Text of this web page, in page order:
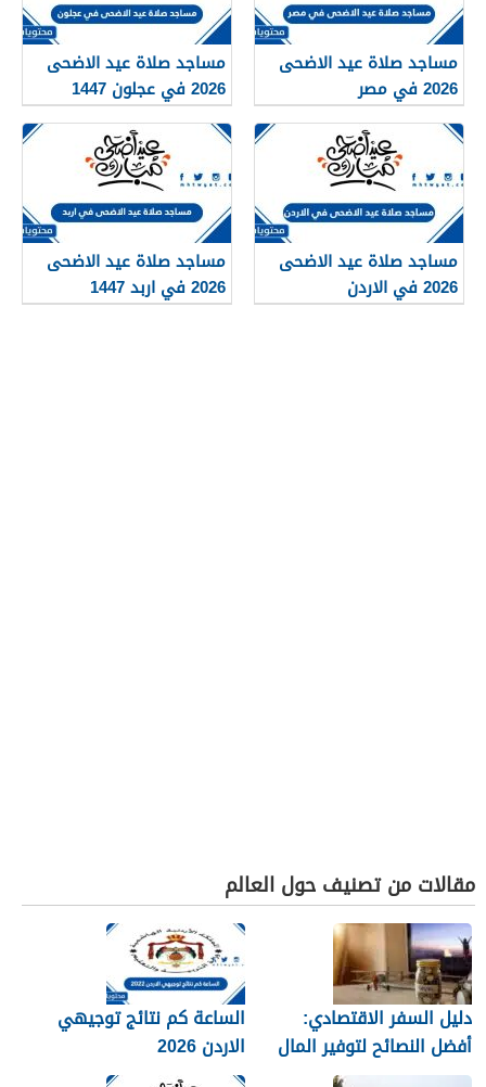
مساجد صلاة عيد الاضحى
2026 في مصر
مساجد صلاة عيد الاضحى
2026 في عجلون 1447
مساجد صلاة عيد الاضحى
2026 في الاردن
مساجد صلاة عيد الاضحى
2026 في اربد 1447
مقالات من تصنيف حول العالم
دليل السفر الاقتصادي:
أفضل النصائح لتوفير المال
الساعة كم نتائج توجيهي
الاردن 2026